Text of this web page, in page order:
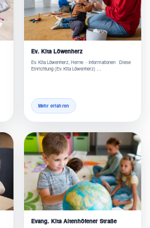
Ev. Kita Löwenherz
Ev. Kita Löwenherz, Herne - Informationen Diese
Einrichtung (Ev. Kita Löwenherz) …
Mehr erfahren
Evang. Kita Altenhöfener Straße